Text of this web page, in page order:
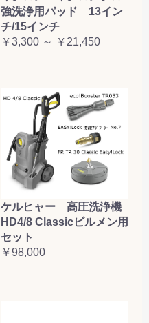
強洗浄用パッド 13イン
チ/15インチ
￥3,300 ～ ￥21,450
ケルヒャー 高圧洗浄機
HD4/8 Classicビルメン用
セット
￥98,000